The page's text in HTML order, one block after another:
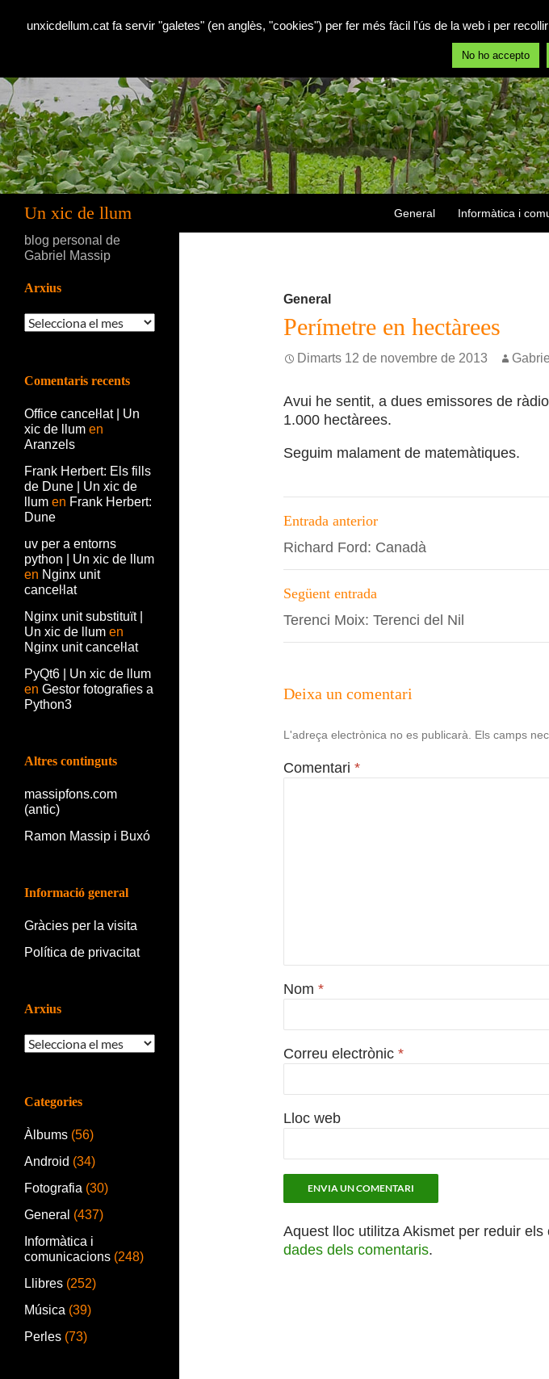
Un xic de llum
General
Informàtica i
General
Perímetre en hectàrees
Dimarts 12 de novembre de 2013
Avui he sentit, a dues emissores de
1.000 hectàrees.
Seguim malament de matemàtiques.
Navegació
per
les
entrades
Entrada anterior
Richard Ford: Canadà
Següent entrada
Terenci Moix: Terenci del Nil
Deixa un comentari
L'adreça electrònica no es publicarà. Els camps
Comentari *
Nom *
Correu electrònic *
Lloc web
Aquest lloc utilitza Akismet per reduir els
dades dels comentaris.
blog personal de
Gabriel Massip
Arxius
Arxius
Comentaris recents
Office canceŀlat | Un
xic de llum en
Aranzels
Frank Herbert: Els fills
de Dune | Un xic de
llum en Frank Herbert:
Dune
uv per a entorns
python | Un xic de llum
en Nginx unit
canceŀlat
Nginx unit substituït |
Un xic de llum en
Nginx unit canceŀlat
PyQt6 | Un xic de llum
en Gestor fotografies a
Python3
Altres continguts
massipfons.com
(antic)
Ramon Massip i Buxó
Informació general
Gràcies per la visita
Política de privacitat
Arxius
Arxius
Categories
Àlbums (56)
Android (34)
Fotografia (30)
General (437)
Informàtica i
comunicacions (248)
Llibres (252)
Música (39)
Perles (73)
unxicdellum.cat fa servir "galetes" (en anglès, "cookies") per fer més fàcil l'ús de la web i per
No ho accepto